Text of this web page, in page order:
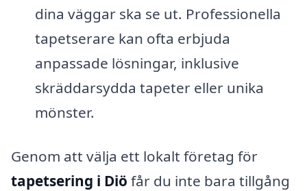
dina väggar ska se ut. Professionella
tapetserare kan ofta erbjuda
anpassade lösningar, inklusive
skräddarsydda tapeter eller unika
mönster.
Genom att välja ett lokalt företag för
tapetsering i Diö får du inte bara tillgång